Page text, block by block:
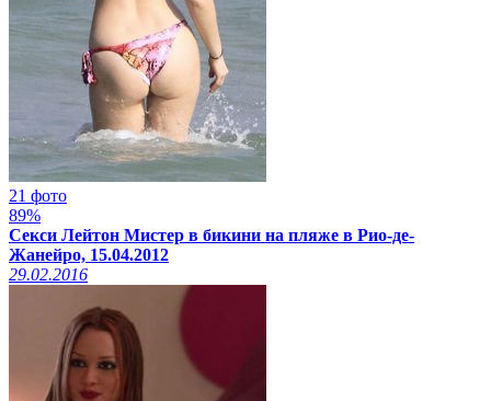
21 фото
89%
Секси Лейтон Мистер в бикини на пляже в Рио-де-
Жанейро, 15.04.2012
29.02.2016